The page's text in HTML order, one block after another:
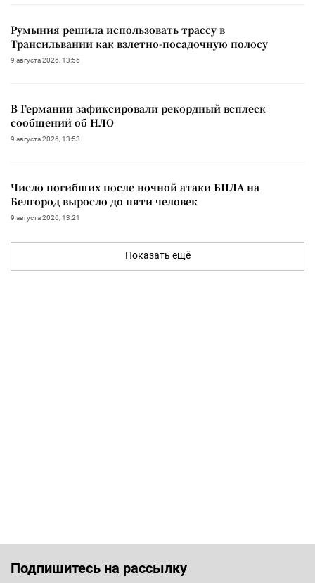
Румыния решила использовать трассу в
Трансильвании как взлетно-посадочную полосу
9 августа 2026, 13:56
В Германии зафиксировали рекордный всплеск
сообщений об НЛО
9 августа 2026, 13:53
Число погибших после ночной атаки БПЛА на
Белгород выросло до пяти человек
9 августа 2026, 13:21
Показать ещё
Подпишитесь на рассылку